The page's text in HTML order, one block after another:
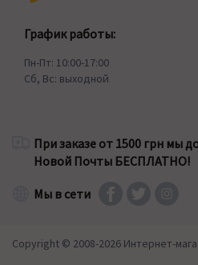
График работы:
Пн-Пт: 10:00-17:00
Сб, Вс: выходной
При заказе от 1500 грн мы
Новой Почты БЕСПЛАТНО!
Мы в сети
Copyright © 2008-2026 Интернет-